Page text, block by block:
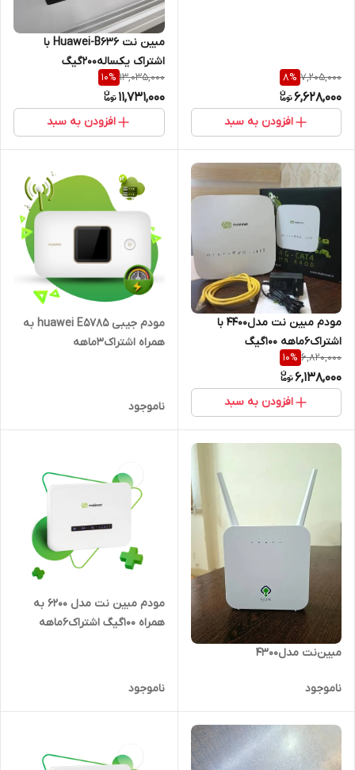
7,205,000
8%
6,628,000
افزودن به سبد
مبین نت Huawei-B636 با
اشتراک یکساله۲۰۰گیگ
13,035,000
10%
11,731,000
افزودن به سبد
مودم مبین نت مدل4400 با
اشتراک۶ماهه ۱۰۰گیگ
6,820,000
10%
6,138,000
افزودن به سبد
مودم جیبی huawei E5785 به
همراه اشتراک۳ماهه
ناموجود
مبین‌نت مدل4300
ناموجود
مودم مبین نت مدل 6200 به
همراه ۱۰۰گیگ اشتراک۶ماهه
ناموجود